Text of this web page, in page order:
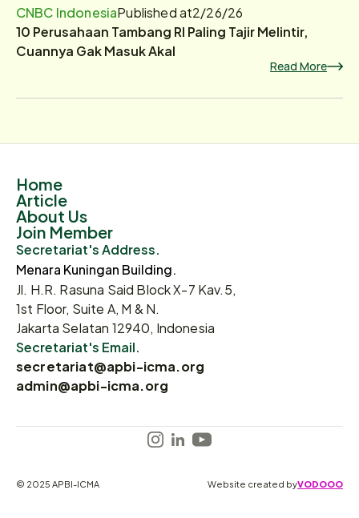
CNBC IndonesiaPublished at2/26/26
10 Perusahaan Tambang RI Paling Tajir Melintir,
Cuannya Gak Masuk Akal
Read More
Home
Article
About Us
Join Member
Secretariat's Address.
Menara Kuningan Building.
Jl. H.R. Rasuna Said Block X-7 Kav.5,
1st Floor, Suite A, M & N.
Jakarta Selatan 12940, Indonesia
Secretariat's Email.
secretariat@apbi-icma.org
admin@apbi-icma.org
© 2025 APBI-ICMA Website created byVODOOO